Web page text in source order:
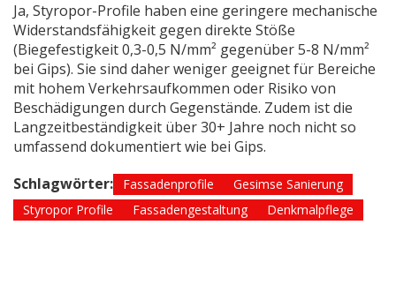
Ja, Styropor-Profile haben eine geringere mechanische
Widerstandsfähigkeit gegen direkte Stöße
(Biegefestigkeit 0,3-0,5 N/mm² gegenüber 5-8 N/mm²
bei Gips). Sie sind daher weniger geeignet für Bereiche
mit hohem Verkehrsaufkommen oder Risiko von
Beschädigungen durch Gegenstände. Zudem ist die
Langzeitbeständigkeit über 30+ Jahre noch nicht so
umfassend dokumentiert wie bei Gips.
Schlagwörter:
Fassadenprofile
Gesimse Sanierung
Styropor Profile
Fassadengestaltung Denkmalpflege